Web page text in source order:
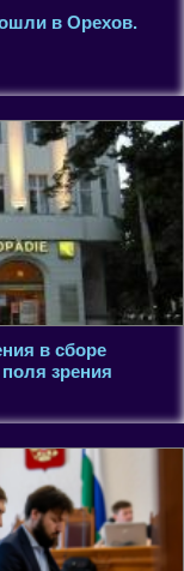
в Орехов.
в сборе
зрения